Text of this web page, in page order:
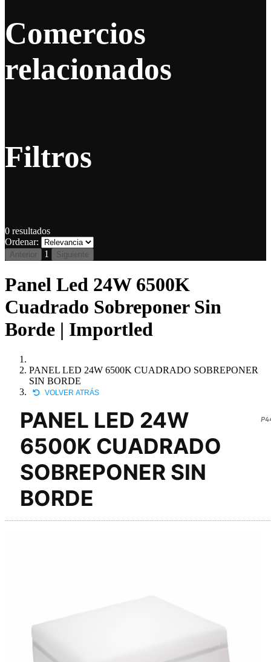
Comercios
relacionados
Filtros
0 resultados
Ordenar:
Anterior 1 Siguiente
Panel Led 24W 6500K
Cuadrado Sobreponer Sin
Borde | Importled
PANEL LED 24W 6500K CUADRADO SOBREPONER
SIN BORDE
VOLVER ATRÁS
PANEL LED 24W
6500K CUADRADO
SOBREPONER SIN
BORDE